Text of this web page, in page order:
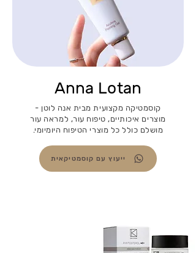
Anna Lotan
קוסמטיקה מקצועית מבית אנה לוטן -
מוצרים איכותיים, טיפוח עור, למראה עור
מושלם כולל כל מוצרי הטיפוח היומיומי.
ייעוץ עם קוסמטיקאית